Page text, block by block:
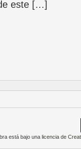
este […]
está bajo unalicencia de